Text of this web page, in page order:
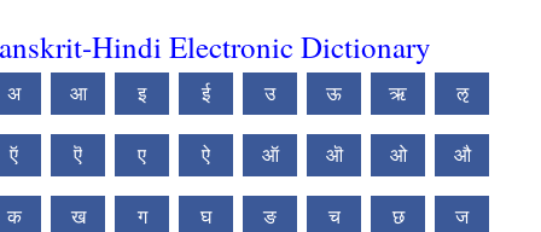
Hindi Electronic Dictionary
अ आ इ ई उ ऊ ऋ ऌ
ऍ ऎ ए ऐ ऑ ऒ ओ औ
क ख ग घ ङ च छ ज